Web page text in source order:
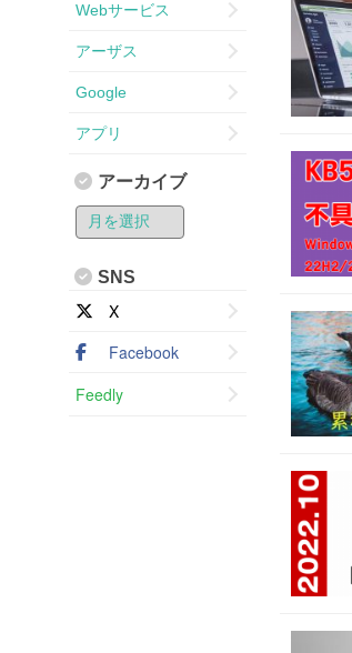
Webサービス
アーザス
Google
アプリ
アーカイブ
SNS
X
Facebook
Feedly